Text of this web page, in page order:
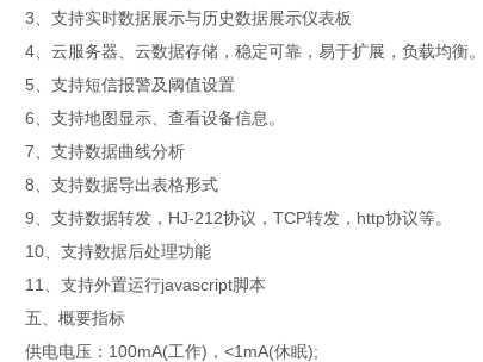
3、支持实时数据展示与历史数据展示仪表板
4、云服务器、云数据存储，稳定可靠，易于扩展，负载均衡。
5、支持短信报警及阈值设置
6、支持地图显示、查看设备信息。
7、支持数据曲线分析
8、支持数据导出表格形式
9、支持数据转发，HJ-212协议，TCP转发，http协议等。
10、支持数据后处理功能
11、支持外置运行javascript脚本
五、概要指标
供电电压：100mA(工作)，<1mA(休眠);